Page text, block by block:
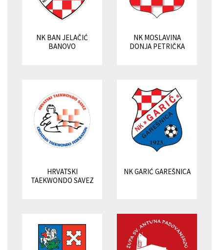
NK BAN JELAČIĆ
BANOVO
NK MOSLAVINA
DONJA PETRIČKA
HRVATSKI
TAEKWONDO SAVEZ
NK GARIĆ GAREŠNICA